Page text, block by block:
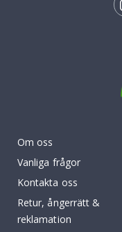
Om oss
Vanliga frågor
Kontakta oss
Retur, ångerrätt &
reklamation